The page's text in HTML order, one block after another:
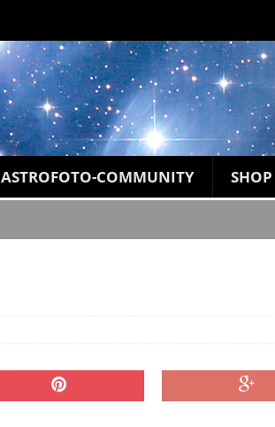
ASTROFOTO-COMMUNITY SHOP